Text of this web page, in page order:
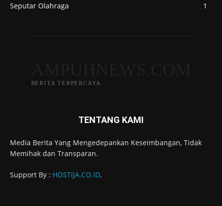
Seputar Olahraga
1
BERITA TERPERCAYA
TENTANG KAMI
Media Berita Yang Mengedepankan Keseimbangan, Tidak
Memihak dan Transparan.
Support By : HOSTIJA.CO.ID.